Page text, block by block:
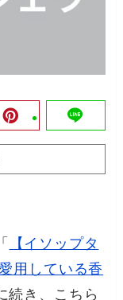
【イソップタ
用している香
続き、こちら